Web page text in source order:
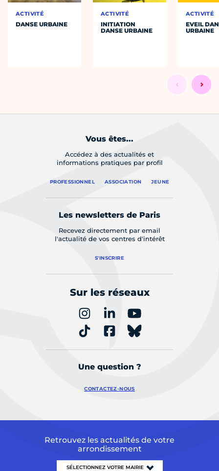
ACTIVITÉ
DANSE URBAINE
ACTIVITÉ
INITIATION
DANSE URBAINE
ACTIVITÉ
EVEIL
URBAINE
Vous êtes...
Accédez à des actualités et
informations pratiques par profil
PROFESSIONNEL ASSOCIATION JEUNE
Les newsletters de Paris
Recevez directement par email
l'actualité de vos centres d'intérêt
S'INSCRIRE
Sur les réseaux
Une question ?
CONTACTEZ-NOUS
Retrouvez les actualités de votre
arrondissement